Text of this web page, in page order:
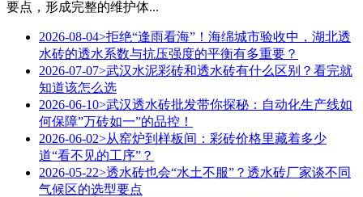
要点，形成完整的维护体...
2026-08-04>拒绝“逢雨看海”！海绵城市验收中，湖北透
水砖的透水系数与抗压强度的平衡有多重要？
2026-07-07>武汉水泥彩砖和透水砖有什么区别？看完就
知道该怎么选
2026-06-10>武汉透水砖批发带你探秘：自动化生产线如
何保障”万砖如一”的品控！
2026-06-02>从窑炉到样板间：彩砖价格里藏着多少
道“看不见的工序”？
2026-05-22>透水砖也会“水土不服”？透水砖厂家谈不同
气候区的选型要点